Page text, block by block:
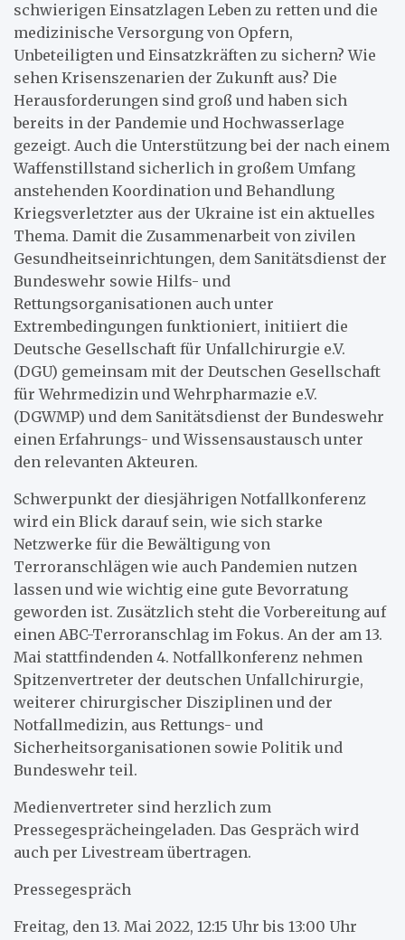
schwierigen Einsatzlagen Leben zu retten und die
medizinische Versorgung von Opfern,
Unbeteiligten und Einsatzkräften zu sichern? Wie
sehen Krisenszenarien der Zukunft aus? Die
Herausforderungen sind groß und haben sich
bereits in der Pandemie und Hochwasserlage
gezeigt. Auch die Unterstützung bei der nach einem
Waffenstillstand sicherlich in großem Umfang
anstehenden Koordination und Behandlung
Kriegsverletzter aus der Ukraine ist ein aktuelles
Thema. Damit die Zusammenarbeit von zivilen
Gesundheitseinrichtungen, dem Sanitätsdienst der
Bundeswehr sowie Hilfs- und
Rettungsorganisationen auch unter
Extrembedingungen funktioniert, initiiert die
Deutsche Gesellschaft für Unfallchirurgie e.V.
(DGU) gemeinsam mit der Deutschen Gesellschaft
für Wehrmedizin und Wehrpharmazie e.V.
(DGWMP) und dem Sanitätsdienst der Bundeswehr
einen Erfahrungs- und Wissensaustausch unter
den relevanten Akteuren.
Schwerpunkt der diesjährigen Notfallkonferenz
wird ein Blick darauf sein, wie sich starke
Netzwerke für die Bewältigung von
Terroranschlägen wie auch Pandemien nutzen
lassen und wie wichtig eine gute Bevorratung
geworden ist. Zusätzlich steht die Vorbereitung auf
einen ABC-Terroranschlag im Fokus. An der am 13.
Mai stattfindenden 4. Notfallkonferenz nehmen
Spitzenvertreter der deutschen Unfallchirurgie,
weiterer chirurgischer Disziplinen und der
Notfallmedizin, aus Rettungs- und
Sicherheitsorganisationen sowie Politik und
Bundeswehr teil.
Medienvertreter sind herzlich zum
Pressegesprächeingeladen. Das Gespräch wird
auch per Livestream übertragen.
Pressegespräch
Freitag, den 13. Mai 2022, 12:15 Uhr bis 13:00 Uhr